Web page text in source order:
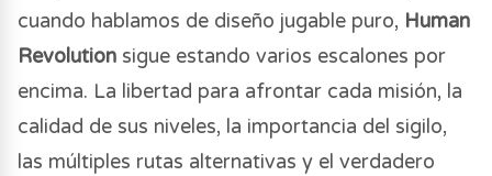
cuando hablamos de diseño jugable puro, Human
Revolution sigue estando varios escalones por
encima. La libertad para afrontar cada misión, la
calidad de sus niveles, la importancia del sigilo,
las múltiples rutas alternativas y el verdadero